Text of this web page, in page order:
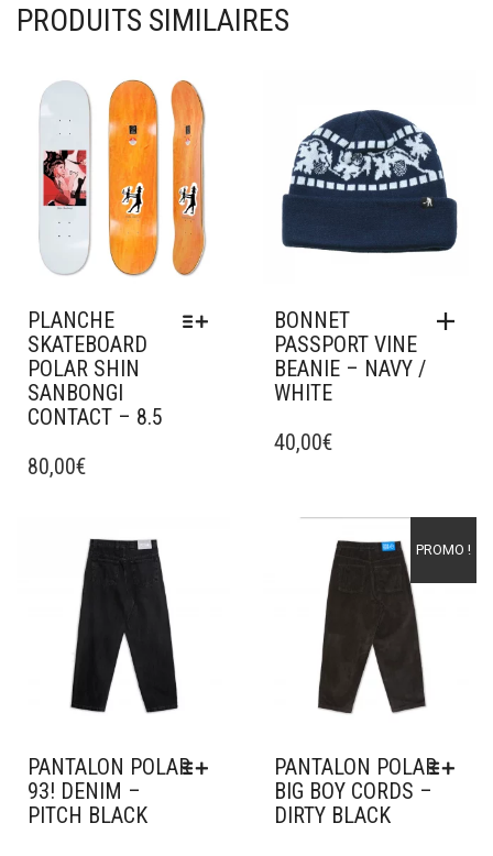
PRODUITS SIMILAIRES
Ajouter à mes favoris
PLANCHE
SKATEBOARD
POLAR SHIN
SANBONGI
CONTACT – 8.5
PRODUIT
VARIATIONS.
OPTIONS
PEUVENT
CHOISIES
DU
PRODUIT
80,00€
BONNET
PASSPORT VINE
BEANIE – NAVY /
WHITE
40,00€
Ajouter à mes favoris
PANTALON POLAR
93! DENIM –
PITCH BLACK
Ajouter à mes favorisPROMO !
PANTALON POLAR
BIG BOY CORDS –
DIRTY BLACK